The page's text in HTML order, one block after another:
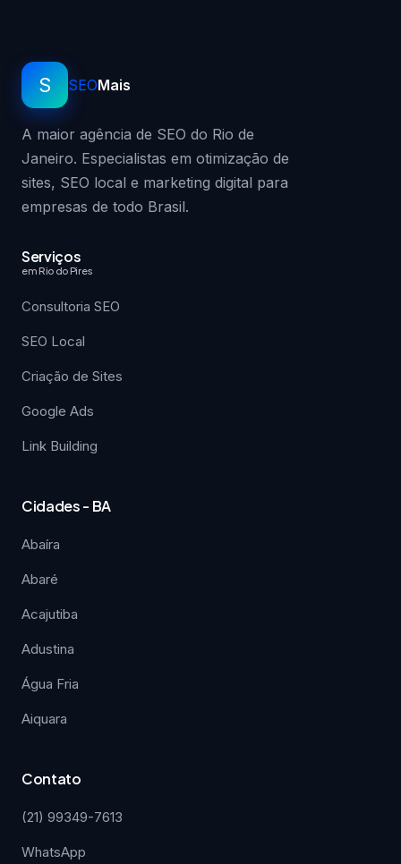
S SEOMais
A maior agência de SEO do Rio de
Janeiro. Especialistas em otimização de
sites, SEO local e marketing digital para
empresas de todo Brasil.
Serviços
em Rio do Pires
Consultoria SEO
SEO Local
Criação de Sites
Google Ads
Link Building
Cidades - BA
Abaíra
Abaré
Acajutiba
Adustina
Água Fria
Aiquara
Contato
(21) 99349-7613
WhatsApp